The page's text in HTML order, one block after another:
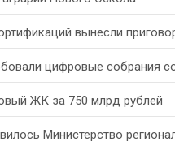
вынесли
цифровые собрания
ЖК за 750 млрд рублей
Министерство